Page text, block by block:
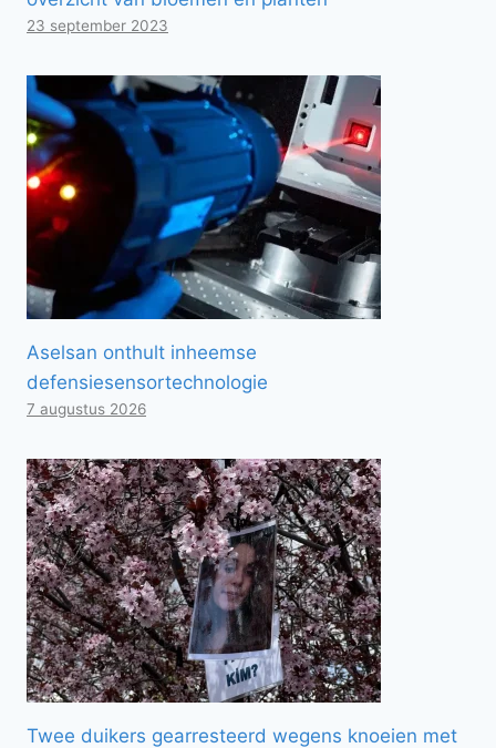
23 september 2023
Aselsan onthult inheemse
defensiesensortechnologie
7 augustus 2026
Twee duikers gearresteerd wegens knoeien met